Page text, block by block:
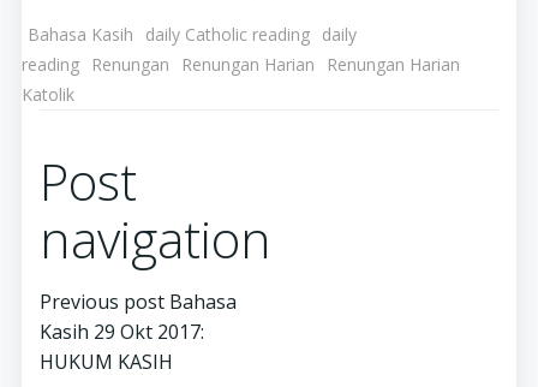
Bahasa Kasih daily Catholic reading daily
reading
Renungan Renungan Harian
Renungan Harian
Katolik
Post
navigation
Previous post Bahasa
Kasih 29 Okt 2017:
HUKUM KASIH